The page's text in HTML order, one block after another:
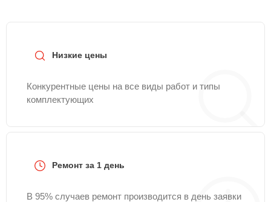
Низкие цены
Конкурентные цены на все виды работ и типы
комплектующих
Ремонт за 1 день
В 95% случаев ремонт производится в день заявки